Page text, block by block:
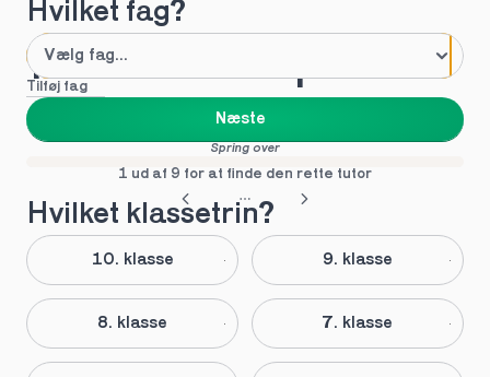
Hvilket fag?
Tilføj fag
Næste
Spring over
1 ud af 9 for at finde den rette tutor
Hvilket klassetrin?
10. klasse 9. klasse
8. klasse 7. klasse
Mød vores top tutors
i Brejning